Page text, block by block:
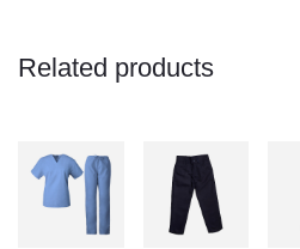
Related products